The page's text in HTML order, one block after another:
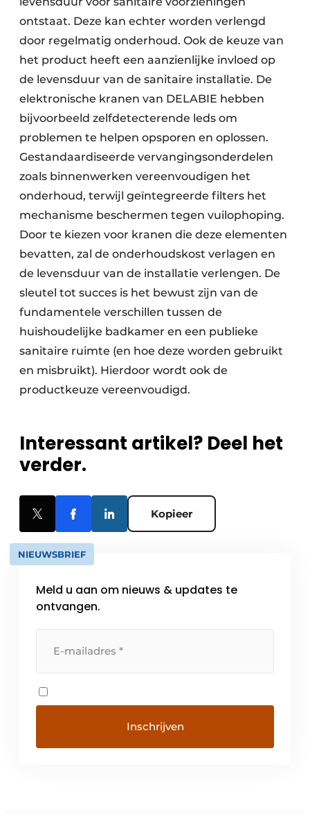
ontstaat. Deze kan echter worden verlengd
door regelmatig onderhoud. Ook de keuze van
het product heeft een aanzienlijke invloed op
de levensduur van de sanitaire installatie. De
elektronische kranen van DELABIE hebben
bijvoorbeeld zelf­detecterende leds om
problemen te helpen opsporen en oplossen.
Gestandaardiseerde vervangingsonderdelen
zoals binnenwerken vereenvoudigen het
onderhoud, terwijl geïntegreerde filters het
mechanisme beschermen tegen vuilophoping.
Door te kiezen voor kranen die deze elementen
bevatten, zal de onderhoudskost verlagen en
de levensduur van de installatie verlengen. De
sleutel tot succes is het bewust zijn van de
fundamentele verschillen tussen de
huishoudelijke badkamer en een publieke
sanitaire ruimte (en hoe deze worden gebruikt
en misbruikt). Hierdoor wordt ook de
productkeuze vereenvoudigd.
Interessant artikel? Deel het
verder.
Kopieer
NIEUWSBRIEF
Meld u aan om nieuws & updates te
ontvangen.